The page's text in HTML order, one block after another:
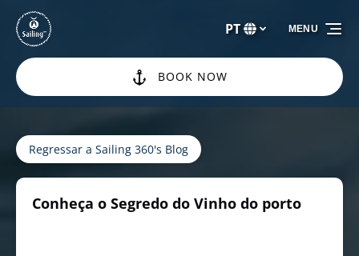
Passar para a navegação primária
Passar para o conteúdo
Passar para o rodapé
Selecione
o
idioma
PT
BOOK NOW
MENU
Regressar a Sailing 360's Blog
Conheça o Segredo do Vinho do porto